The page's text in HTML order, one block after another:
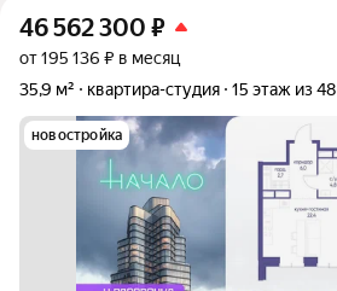
46 562 300 ₽
от 195 136 ₽ в месяц
35,9 м²
квартира-студия 15 этаж из 48
новостройка